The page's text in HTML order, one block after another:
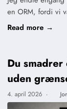
en ORM, fordi vi
Read more →
Du
uden
4. april 2026 ·